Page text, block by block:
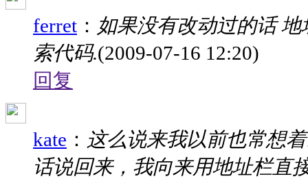
ferret ： 如果没有改动过的话
索代码.(2009-07-16 12:20)
回复
kate ： 这么说来我以前也常想
话说回来，我向来用地址栏直